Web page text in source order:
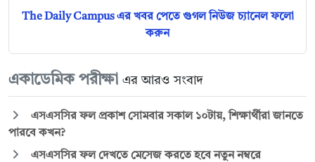
The Daily Campus এর খবর পেতে গুগল নিউজ চ্যানেল ফলো
করুন
একাডেমিক পরীক্ষা এর আরও সংবাদ
এসএসসির ফল প্রকাশ সোমবার সকাল ১০টায়, শিক্ষার্থীরা জানতে
পারবে কখন?
এসএসসির ফল দেখতে মেসেজ করতে হবে নতুন নম্বরে